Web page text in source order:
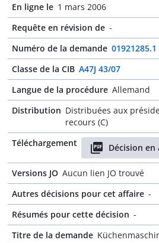
En ligne le 1 mars 2006
Requête en révision de -
Numéro de la demande 01921285.1
Classe de la CIB A47J 43/07
Langue de la procédure Allemand
Distribution Distribuées aux
recours (C)
Téléchargement
Décision en
Versions JO Aucun lien JO trouvé
Autres décisions pour cet affaire -
Résumés pour cette décision -
Titre de la demande